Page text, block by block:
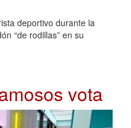
deportivo durante la
“de rodillas” en su
vota